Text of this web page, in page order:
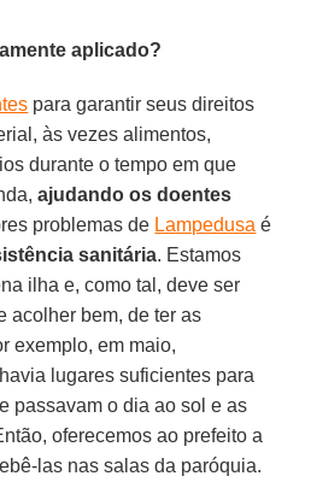
aplicado?
para garantir seus direitos
às vezes alimentos,
durante o tempo em que
ajudando os doentes
problemas de Lampedusa é
sanitária. Estamos
ilha e, como tal, deve ser
acolher bem, de ter as
exemplo, em maio,
lugares suficientes para
passavam o dia ao sol e as
oferecemos ao prefeito a
las nas salas da paróquia.